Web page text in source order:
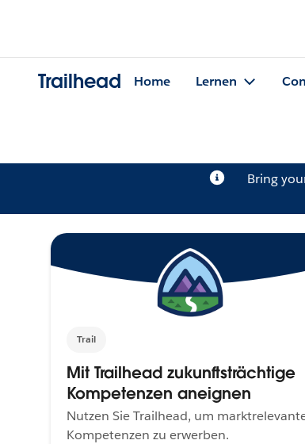
Trailhead Home Lernen
Bring
Trail
Mit Trailhead zukunftsträchtige
Kompetenzen aneignen
Nutzen Sie Trailhead, um
Kompetenzen zu erwerben.